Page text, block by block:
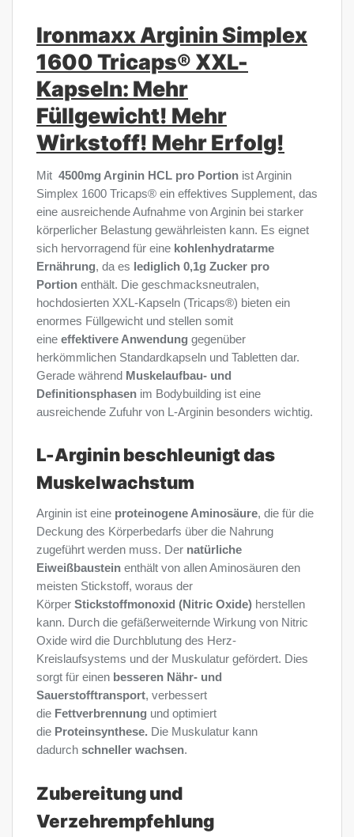
Ironmaxx Arginin Simplex
1600 Tricaps® XXL-
Kapseln: Mehr
Füllgewicht! Mehr
Wirkstoff! Mehr Erfolg!
Mit 4500mg Arginin HCL pro Portion ist Arginin
Simplex 1600 Tricaps® ein effektives Supplement, das
eine ausreichende Aufnahme von Arginin bei starker
körperlicher Belastung gewährleisten kann. Es eignet
sich hervorragend für eine kohlenhydratarme
Ernährung, da es lediglich 0,1g Zucker pro
Portion enthält. Die geschmacksneutralen,
hochdosierten XXL-Kapseln (Tricaps®) bieten ein
enormes Füllgewicht und stellen somit
eine effektivere Anwendung gegenüber
herkömmlichen Standardkapseln und Tabletten dar.
Gerade während Muskelaufbau- und
Definitionsphasen im Bodybuilding ist eine
ausreichende Zufuhr von L-Arginin besonders wichtig.
L-Arginin beschleunigt das
Muskelwachstum
Arginin ist eine proteinogene Aminosäure, die für die
Deckung des Körperbedarfs über die Nahrung
zugeführt werden muss. Der natürliche
Eiweißbaustein enthält von allen Aminosäuren den
meisten Stickstoff, woraus der
Körper Stickstoffmonoxid (Nitric Oxide) herstellen
kann. Durch die gefäßerweiternde Wirkung von Nitric
Oxide wird die Durchblutung des Herz-
Kreislaufsystems und der Muskulatur gefördert. Dies
sorgt für einen besseren Nähr- und
Sauerstofftransport, verbessert
die Fettverbrennung und optimiert
die Proteinsynthese. Die Muskulatur kann
dadurch schneller wachsen.
Zubereitung und
Verzehrempfehlung